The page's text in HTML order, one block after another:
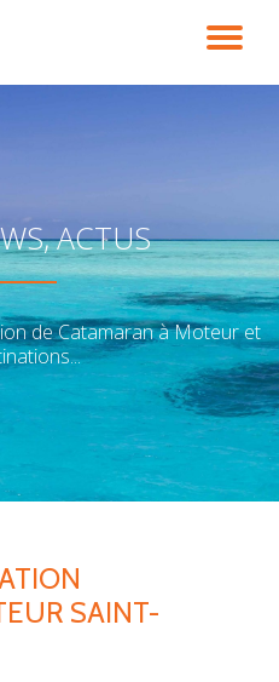
ACTUS
de Catamaran à Moteur et
SAINT-